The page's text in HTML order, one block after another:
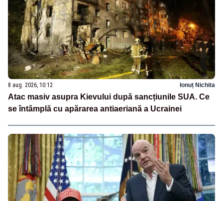
8 aug. 2026, 10:12 Ionuț Nichita
Atac masiv asupra Kievului după sancțiunile SUA. Ce
se întâmplă cu apărarea antiaeriană a Ucrainei